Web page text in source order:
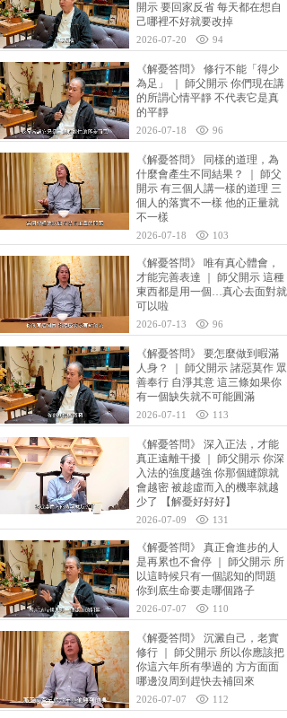
開示 要回家反省 每天都在想自
己哪裡不好就要改掉
2026-07-20 94
《解憂答問》 修行不能「得少
為足」 ｜ 師父開示 你們現在講
的所謂心情平靜 不代表它是真
的平靜
2026-07-18 96
《解憂答問》 同樣的道理，為
什麼會產生不同結果？ ｜ 師父
開示 有三個人講一樣的道理 三
個人的落實不一樣 他的正量就
不一樣
2026-07-18 103
《解憂答問》 唯有真心體會，
才能完善表達 ｜ 師父開示 這種
東西都是用一個…真心去面對就
可以啦
2026-07-13 96
《解憂答問》 要怎麼做到暇滿
人身？ ｜ 師父開示 諸惡莫作 眾
善奉行 自淨其意 這三條如果你
有一個缺失就不可能圓滿
2026-07-11 113
《解憂答問》 深入正法，才能
真正遠離干擾 ｜ 師父開示 你深
入法的強度越強 你那個縫隙就
會越密 被趁虛而入的機率就越
少了 【解憂好好好】
2026-07-09 131
《解憂答問》 真正會進步的人
是再累也不會停 ｜ 師父開示 所
以這時候只有一個認知的問題
你到底生命要走哪個路子
2026-07-07 110
《解憂答問》 沉澱自己，老實
修行 ｜ 師父開示 所以你應該把
你這六年所有學過的 方方面面
哪邊沒周到趕快去補回來
2026-07-07 112